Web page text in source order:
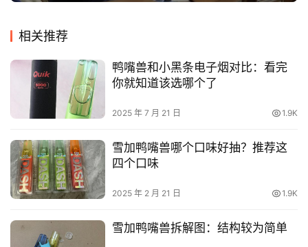
相关推荐
鸭嘴兽和小黑条电子烟对比：看完
你就知道该选哪个了
2025 年 7 月 21 日 1.9K
雪加鸭嘴兽哪个口味好抽？推荐这
四个口味
2025 年 2 月 21 日 1.9K
雪加鸭嘴兽拆解图：结构较为简单